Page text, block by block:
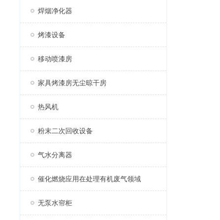
焊烟净化器
烤漆设备
移动喷漆房
家具烤漆房无尘晾干房
热风机
粉末二次回收设备
气水分离器
催化燃烧应用在处理有机废气领域
无泵水帘柜